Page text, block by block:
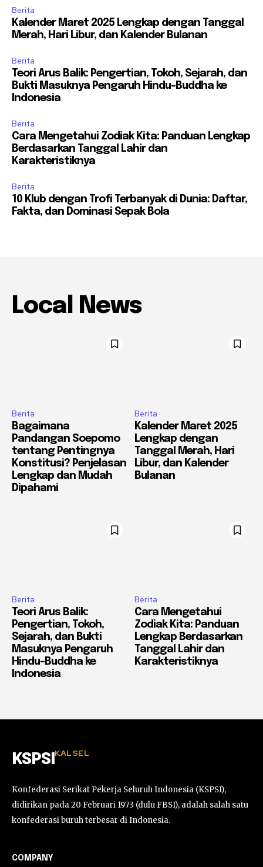
Berita
Kalender Maret 2025 Lengkap dengan Tanggal
Merah, Hari Libur, dan Kalender Bulanan
Berita
Teori Arus Balik: Pengertian, Tokoh, Sejarah, dan
Bukti Masuknya Pengaruh Hindu-Buddha ke
Indonesia
Berita
Cara Mengetahui Zodiak Kita: Panduan Lengkap
Berdasarkan Tanggal Lahir dan
Karakteristiknya
Berita
10 Klub dengan Trofi Terbanyak di Dunia: Daftar,
Fakta, dan Dominasi Sepak Bola
Local News
Berita
Bagaimana
Pandangan Soepomo
tentang Pentingnya
Konstitusi? Penjelasan
Lengkap dan Mudah
Dipahami
Berita
Kalender Maret 2025
Lengkap dengan
Tanggal Merah, Hari
Libur, dan Kalender
Bulanan
Berita
Teori Arus Balik:
Pengertian, Tokoh,
Sejarah, dan Bukti
Masuknya Pengaruh
Hindu-Buddha ke
Indonesia
Berita
Cara Mengetahui
Zodiak Kita: Panduan
Lengkap Berdasarkan
Tanggal Lahir dan
Karakteristiknya
KSPSI KALSEL
Konfederasi Serikat Pekerja Seluruh Indonesia (KSPSI),
didirikan pada 20 Februari 1973 (dulu FBSI), adalah salah satu
konfederasi buruh terbesar di Indonesia.
COMPANY